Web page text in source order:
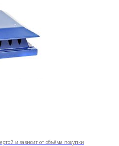
и зависит от объёма покупки